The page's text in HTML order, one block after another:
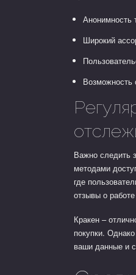
Анонимность
Широкий
Возможность
Важно следить
методами
где
отзывы о
Кракен –
покупки.
ваши данные и